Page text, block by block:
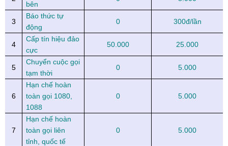
bên
3
Báo thức tự
động
0 300đ/lần
4
Cấp tín hiệu đảo
cực
50.000 25.000
5
Chuyển cuộc gọi
tạm thời
0 5.000
6
Hạn chế hoàn
toàn gọi 1080,
1088
0 5.000
7
Hạn chế hoàn
toàn gọi liên
tỉnh, quốc tế
0 5.000